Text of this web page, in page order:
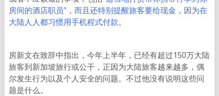
房间的酒店职员”，而且还特别提醒旅客要给现金，因为在
大陆人人都习惯用手机程式付款。
房新文在致辞中指出，今年上半年，已经有超过150万大陆
旅客到新加坡旅行或公干，正因为大陆旅客越来越多，偶
尔发生行为以及个人安全的问题。不过他没有说明这些问
题是什么。